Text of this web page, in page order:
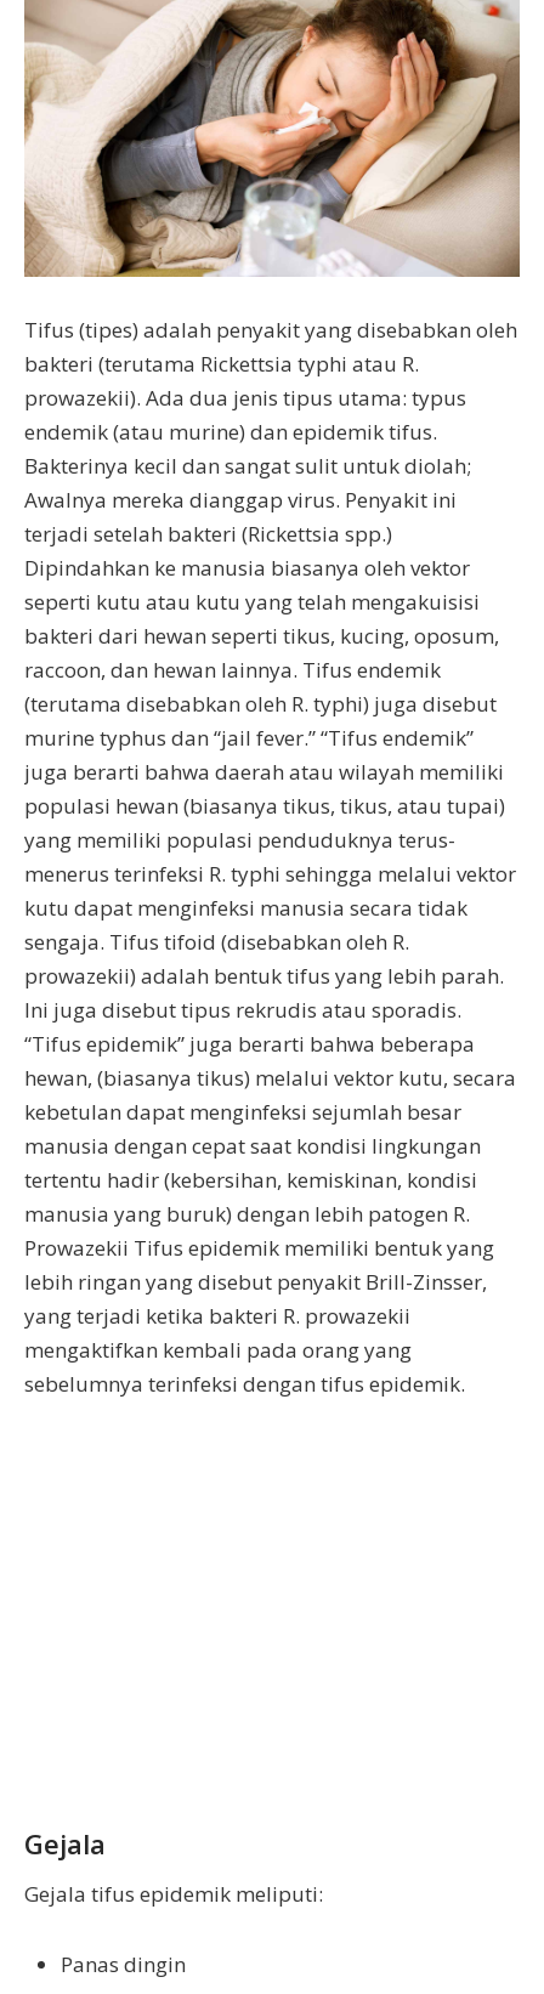
Tifus (tipes) adalah penyakit yang disebabkan oleh
bakteri (terutama Rickettsia typhi atau R.
prowazekii). Ada dua jenis tipus utama: typus
endemik (atau murine) dan epidemik tifus.
Bakterinya kecil dan sangat sulit untuk diolah;
Awalnya mereka dianggap virus. Penyakit ini
terjadi setelah bakteri (Rickettsia spp.)
Dipindahkan ke manusia biasanya oleh vektor
seperti kutu atau kutu yang telah mengakuisisi
bakteri dari hewan seperti tikus, kucing, oposum,
raccoon, dan hewan lainnya. Tifus endemik
(terutama disebabkan oleh R. typhi) juga disebut
murine typhus dan “jail fever.” “Tifus endemik”
juga berarti bahwa daerah atau wilayah memiliki
populasi hewan (biasanya tikus, tikus, atau tupai)
yang memiliki populasi penduduknya terus-
menerus terinfeksi R. typhi sehingga melalui vektor
kutu dapat menginfeksi manusia secara tidak
sengaja. Tifus tifoid (disebabkan oleh R.
prowazekii) adalah bentuk tifus yang lebih parah.
Ini juga disebut tipus rekrudis atau sporadis.
“Tifus epidemik” juga berarti bahwa beberapa
hewan, (biasanya tikus) melalui vektor kutu, secara
kebetulan dapat menginfeksi sejumlah besar
manusia dengan cepat saat kondisi lingkungan
tertentu hadir (kebersihan, kemiskinan, kondisi
manusia yang buruk) dengan lebih patogen R.
Prowazekii Tifus epidemik memiliki bentuk yang
lebih ringan yang disebut penyakit Brill-Zinsser,
yang terjadi ketika bakteri R. prowazekii
mengaktifkan kembali pada orang yang
sebelumnya terinfeksi dengan tifus epidemik.
Gejala
Gejala tifus epidemik meliputi:
Panas dingin